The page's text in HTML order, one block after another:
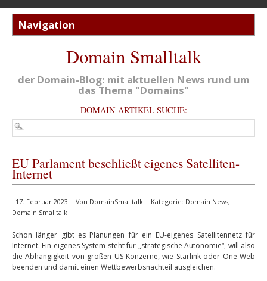
Domain Smalltalk
der Domain-Blog: mit aktuellen News rund um
das Thema "Domains"
DOMAIN-ARTIKEL SUCHE:
EU Parlament beschließt eigenes Satelliten-
Internet
17. Februar 2023 | Von DomainSmalltalk | Kategorie: Domain News,
Domain Smalltalk
Schon länger gibt es Planungen für ein EU-eigenes Satellitennetz für
Internet. Ein eigenes System steht für „strategische Autonomie“, will also
die Abhängigkeit von großen US Konzerne, wie Starlink oder One Web
beenden und damit einen Wettbewerbsnachteil ausgleichen.